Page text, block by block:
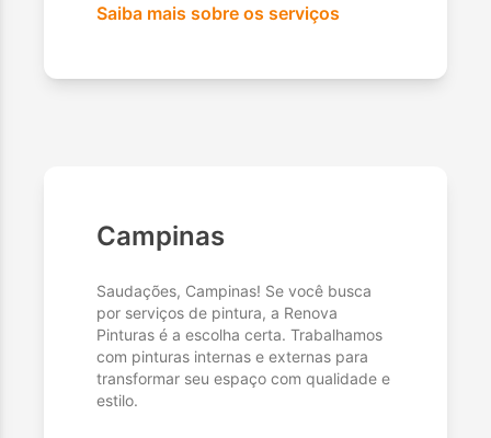
Saiba mais sobre os serviços
Campinas
Saudações, Campinas! Se você busca
por serviços de pintura, a Renova
Pinturas é a escolha certa. Trabalhamos
com pinturas internas e externas para
transformar seu espaço com qualidade e
estilo.